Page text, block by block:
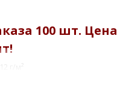
100 шт. Цена
г/м²
фиксации